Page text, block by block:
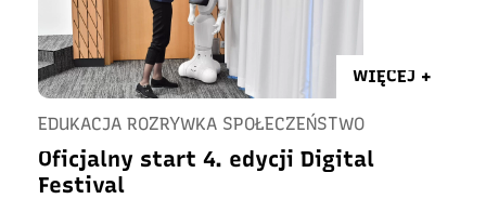
WIĘCEJ +
EDUKACJA ROZRYWKA SPOŁECZEŃSTWO
Oficjalny start 4. edycji Digital
Festival